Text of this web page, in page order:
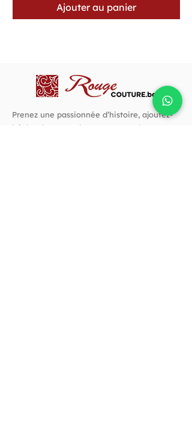
Ajouter au panier
Prenez une passionnée d’histoire, ajoutez-
lui des dons pour la couture, une bonne